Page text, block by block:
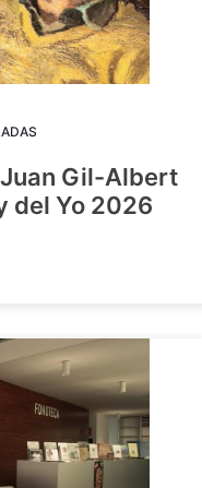
Gil-Albert
del Yo 2026